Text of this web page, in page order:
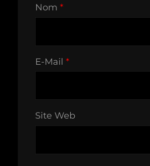
Nom *
E-Mail *
Site Web